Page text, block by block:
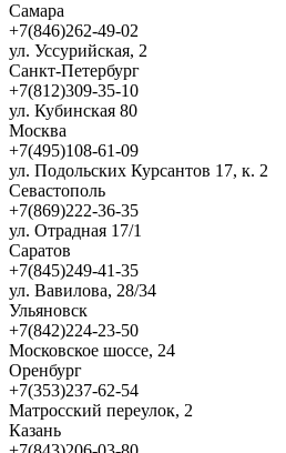
Самара
+7(846)262-49-02
ул. Уссурийская, 2
Санкт-Петербург
+7(812)309-35-10
ул. Кубинская 80
Москва
+7(495)108-61-09
ул. Подольских Курсантов 17, к. 2
Севастополь
+7(869)222-36-35
ул. Отрадная 17/1
Саратов
+7(845)249-41-35
ул. Вавилова, 28/34
Ульяновск
+7(842)224-23-50
Московское шоссе, 24
Оренбург
+7(353)237-62-54
Матросский переулок, 2
Казань